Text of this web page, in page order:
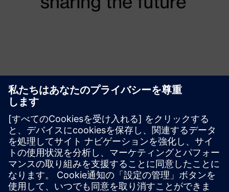
モーション
Build
新しい製品を作成してSiemens Xcelerator製品／ソリュー
ションを拡張または構築するか、Siemens Xcelerator製品
と自社製品を統合して新たな顧客ソリューションを創出す
る